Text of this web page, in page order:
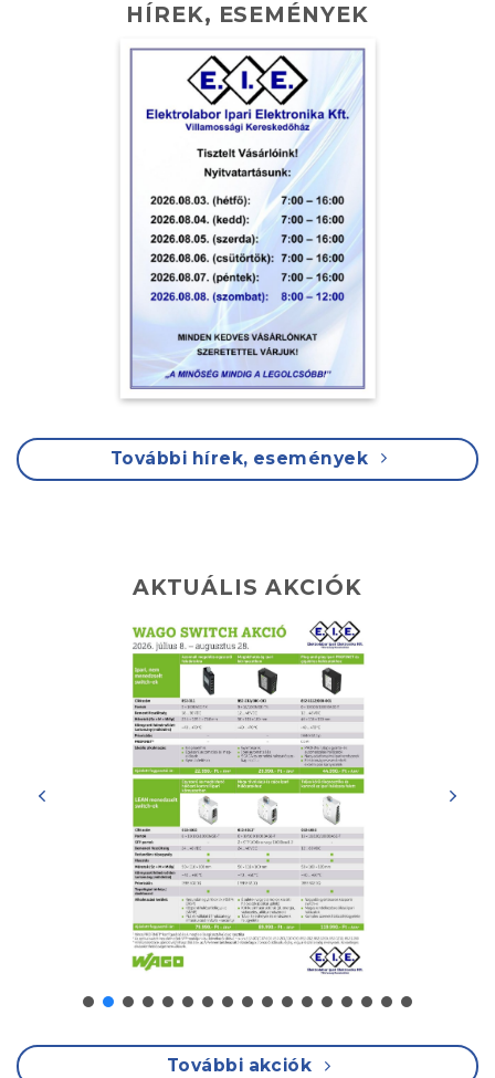
HÍREK, ESEMÉNYEK
További hírek, események
AKTUÁLIS AKCIÓK
További akciók